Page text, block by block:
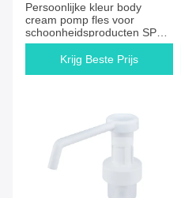
Persoonlijke kleur body
cream pomp fles voor
schoonheidsproducten SPF
nr.
Krijg Beste Prijs